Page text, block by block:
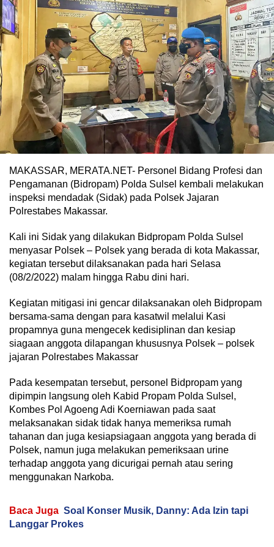
MAKASSAR, MERATA.NET- Personel Bidang Profesi dan
Pengamanan (Bidropam) Polda Sulsel kembali melakukan
inspeksi mendadak (Sidak) pada Polsek Jajaran
Polrestabes Makassar.
Kali ini Sidak yang dilakukan Bidpropam Polda Sulsel
menyasar Polsek – Polsek yang berada di kota Makassar,
kegiatan tersebut dilaksanakan pada hari Selasa
(08/2/2022) malam hingga Rabu dini hari.
Kegiatan mitigasi ini gencar dilaksanakan oleh Bidpropam
bersama-sama dengan para kasatwil melalui Kasi
propamnya guna mengecek kedisiplinan dan kesiap
siagaan anggota dilapangan khususnya Polsek – polsek
jajaran Polrestabes Makassar
Pada kesempatan tersebut, personel Bidpropam yang
dipimpin langsung oleh Kabid Propam Polda Sulsel,
Kombes Pol Agoeng Adi Koerniawan pada saat
melaksanakan sidak tidak hanya memeriksa rumah
tahanan dan juga kesiapsiagaan anggota yang berada di
Polsek, namun juga melakukan pemeriksaan urine
terhadap anggota yang dicurigai pernah atau sering
menggunakan Narkoba.
Baca Juga Soal Konser Musik, Danny: Ada Izin tapi
Langgar Prokes